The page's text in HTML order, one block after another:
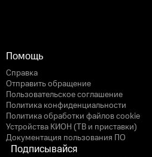
Помощь
Справка
Отправить обращение
Пользовательское соглашение
Политика конфиденциальности
Политика обработки файлов cookie
Устройства КИОН (ТВ и приставки)
Документация пользования ПО
Подписывайся